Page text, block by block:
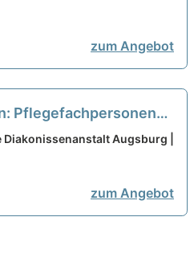
und
zum Angebot
Pflegefachpersonen
Ausbildung als
oder Gesundheits-
Diakonissenanstalt Augsburg |
zum Angebot